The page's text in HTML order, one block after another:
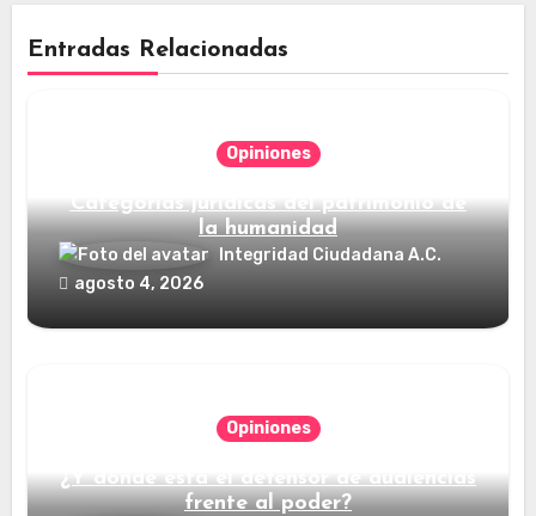
Entradas Relacionadas
Opiniones
Categorías jurídicas del patrimonio de
la humanidad
Integridad Ciudadana A.C.
agosto 4, 2026
Opiniones
¿Y dónde está el defensor de audiencias
frente al poder?